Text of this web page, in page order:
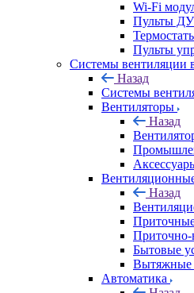
Wi-Fi
Пульты ДУ
Пульты
Системы вентиляции
Назад
Системы
Вентиляторы
Назад
Назад
Бытовые
Вытяжные
Автоматика